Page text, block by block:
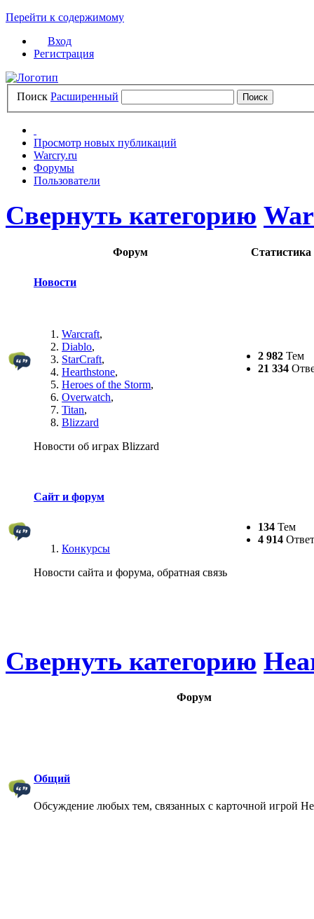
Перейти к содержимому
Вход
Регистрация
Поиск Расширенный
Просмотр новых публикаций
Warcry.ru
Форумы
Пользователи
Свернуть категорию
Форум Статистика
Новости
Warcraft,
Diablo,
StarCraft,
Hearthstone,
Heroes of the Storm,
Overwatch,
Titan,
Blizzard
Новости об играх Blizzard
2 982 Тем
21 334
Сайт и форум
Конкурсы
Новости сайта и форума, обратная связь
134 Тем
4 914
Свернуть категорию
Форум
Общий
Обсуждение любых тем, связанных с карточной игрой